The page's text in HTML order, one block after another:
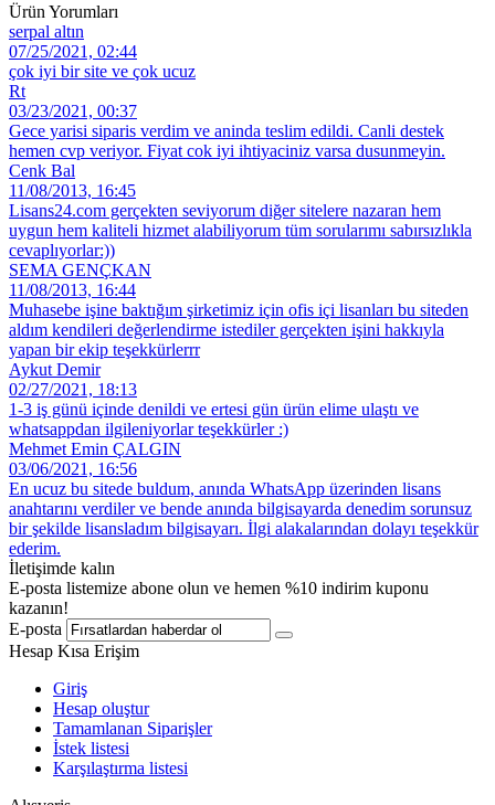
Ürün Yorumları
serpal altın
07/25/2021, 02:44
çok iyi bir site ve çok ucuz
Rt
03/23/2021, 00:37
Gece yarisi siparis verdim ve aninda teslim edildi. Canli destek
hemen cvp veriyor. Fiyat cok iyi ihtiyaciniz varsa dusunmeyin.
Cenk Bal
11/08/2013, 16:45
Lisans24.com gerçekten seviyorum diğer sitelere nazaran hem
uygun hem kaliteli hizmet alabiliyorum tüm sorularımı sabırsızlıkla
cevaplıyorlar:))
SEMA GENÇKAN
11/08/2013, 16:44
Muhasebe işine baktığım şirketimiz için ofis içi lisanları bu siteden
aldım kendileri değerlendirme istediler gerçekten işini hakkıyla
yapan bir ekip teşekkürlerrr
Aykut Demir
02/27/2021, 18:13
1-3 iş günü içinde denildi ve ertesi gün ürün elime ulaştı ve
whatsappdan ilgileniyorlar teşekkürler :)
Mehmet Emin ÇALGIN
03/06/2021, 16:56
En ucuz bu sitede buldum, anında WhatsApp üzerinden lisans
anahtarını verdiler ve bende anında bilgisayarda denedim sorunsuz
bir şekilde lisansladım bilgisayarı. İlgi alakalarından dolayı teşekkür
ederim.
İletişimde kalın
E-posta listemize abone olun ve hemen %10 indirim kuponu
kazanın!
E-posta
Hesap Kısa Erişim
Giriş
Hesap oluştur
Tamamlanan Siparişler
İstek listesi
Karşılaştırma listesi